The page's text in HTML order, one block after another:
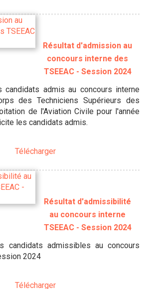
Résultat d'admission au
concours interne des
TSEEAC - Session 2024
admis au concours interne
des Techniciens Supérieurs des
de l'Aviation Civile pour l'année
les candidats admis.
Télécharger
Résultat d'admissibilité
au concours interne
TSEEAC - Session 2024
candidats admissibles au concours
2024
Télécharger